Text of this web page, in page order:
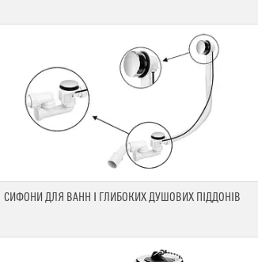
СИФОНИ ДЛЯ ВАНН І ГЛИБОКИХ ДУШОВИХ ПІДДОНІВ